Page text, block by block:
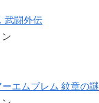
武闘外伝
ーエムブレム 紋章の謎